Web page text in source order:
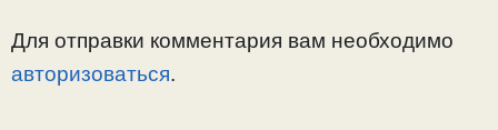
Для отправки комментария вам необходимо
авторизоваться.